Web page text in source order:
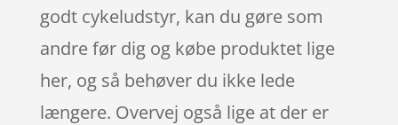
godt cykeludstyr, kan du gøre som
andre før dig og købe produktet lige
her, og så behøver du ikke lede
længere. Overvej også lige at der er